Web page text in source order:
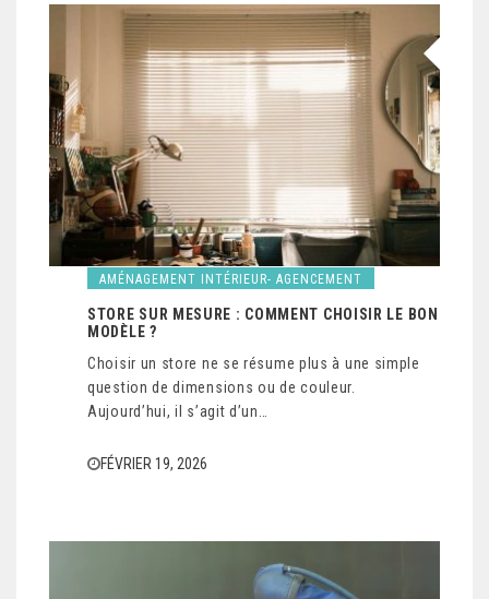
AMÉNAGEMENT INTÉRIEUR- AGENCEMENT
STORE SUR MESURE : COMMENT CHOISIR LE BON
MODÈLE ?
Choisir un store ne se résume plus à une simple
question de dimensions ou de couleur.
Aujourd’hui, il s’agit d’un…
FÉVRIER 19, 2026